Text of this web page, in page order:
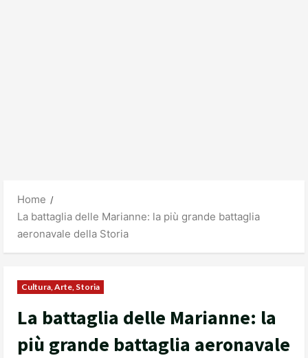
Home
La battaglia delle Marianne: la più grande battaglia
aeronavale della Storia
Cultura, Arte, Storia
La battaglia delle Marianne: la
più grande battaglia aeronavale